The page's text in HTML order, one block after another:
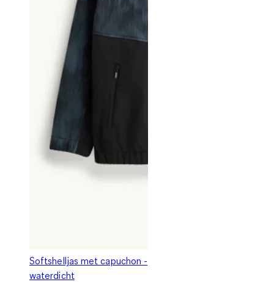
Softshelljas met capuchon -
waterdicht